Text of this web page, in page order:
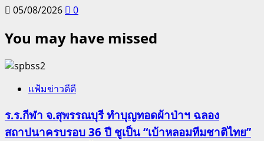
05/08/2026 0
You may have missed
แฟ้มข่าวดีดี
ร.ร.กีฬา จ.สุพรรณบุรี ทำบุญทอดผ้าป่าฯ ฉลอง
สถาปนาครบรอบ 36 ปี ชูเป็น “เบ้าหลอมทีมชาติไทย”